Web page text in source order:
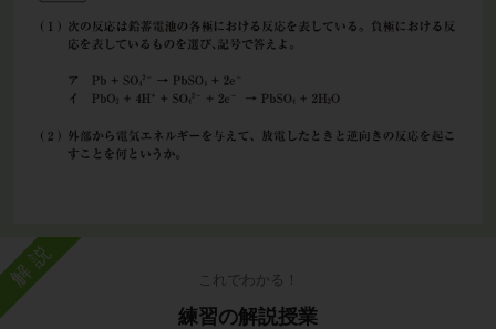
解説 これでわかる！
練習の解説授業